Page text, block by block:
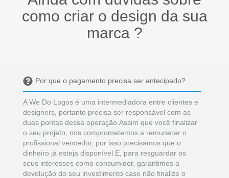
como criar o design da sua
marca ?
Por que o pagamento precisa ser antecipado?
A We Do Logos é uma intermediadora entre clientes e
designers, portanto precisa ser responsável com as
duas pontas dessa operação.Assim que você finalizar
o seu projeto, nos comprometemos a remunerar o
profissional vencedor, por isso precisamos que o
dinheiro já esteja disponível.E, para resguardar os
seus interesses como consumidor, garantimos a
devolução do seu investimento caso não finalize o